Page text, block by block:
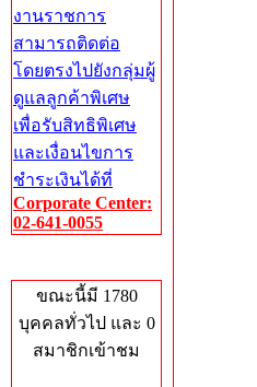
งานราชการ
สามารถติดต่อ
โดยตรงไปยังกลุ่มผู้
ดูแลลูกค้าพิเศษ
เพื่อรับสิทธิพิเศษ
และเงื่อนไขการ
ชำระเงินได้ที่
Corporate Center:
02-641-0055
ขณะนี้มี 1780
บุคคลทั่วไป และ 0
สมาชิกเข้าชม